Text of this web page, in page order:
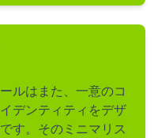
ルはまた、一意のコ
デンティティをデザ
す。そのミニマリス